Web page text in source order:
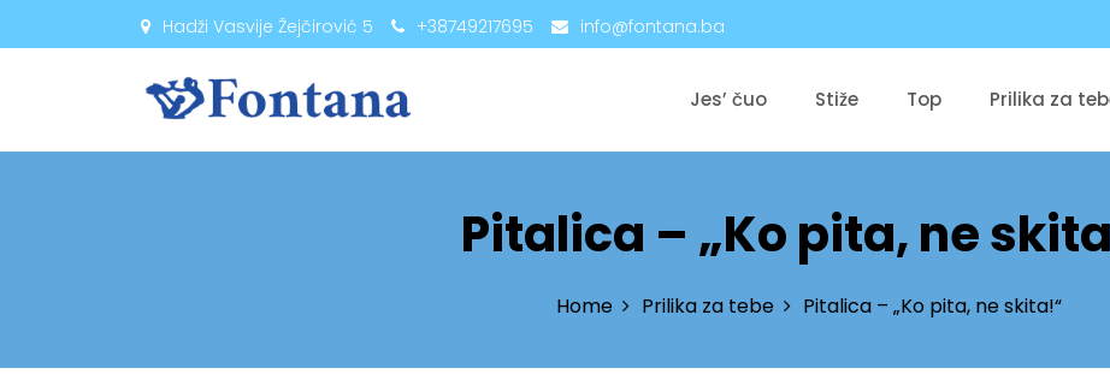
Hadži Vasvije Žejčirović 5 +38749217695 info@fontana.ba
Jes’ čuo Stiže Top Prilika za
Pitalica – „Ko pita, ne
Home Prilika za tebe Pitalica – „Ko pita, ne skita!“